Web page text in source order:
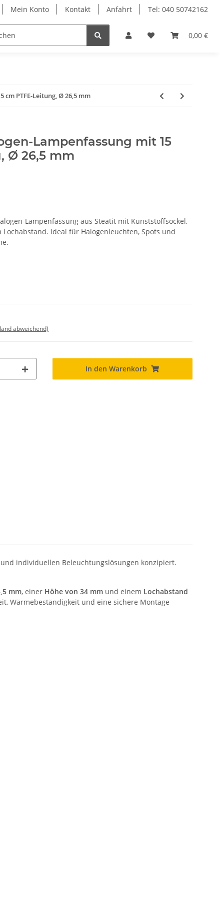
Mein Konto Kontakt Anfahrt Tel: 040 50742162
0,00 €
PTFE-Leitung, Ø 26,5 mm
Lampenfassung mit 15
Ø 26,5 mm
Lampenfassung aus Steatit mit Kunststoffsockel,
Lochabstand. Ideal für Halogenleuchten, Spots und
abweichend)
In den Warenkorb
individuellen Beleuchtungslösungen konzipiert.
mm, einer Höhe von 34 mm und einem Lochabstand
Wärmebeständigkeit und eine sichere Montage